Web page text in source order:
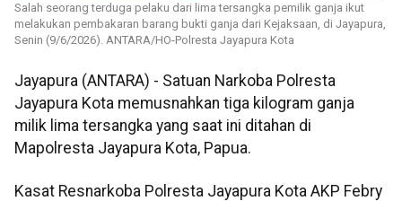
Salah seorang terduga pelaku dari lima tersangka pemilik ganja ikut
melakukan pembakaran barang bukti ganja dari Kejaksaan, di Jayapura,
Senin (9/6/2026). ANTARA/HO-Polresta Jayapura Kota
Jayapura (ANTARA) - Satuan Narkoba Polresta
Jayapura Kota memusnahkan tiga kilogram ganja
milik lima tersangka yang saat ini ditahan di
Mapolresta Jayapura Kota, Papua.
Kasat Resnarkoba Polresta Jayapura Kota AKP Febry